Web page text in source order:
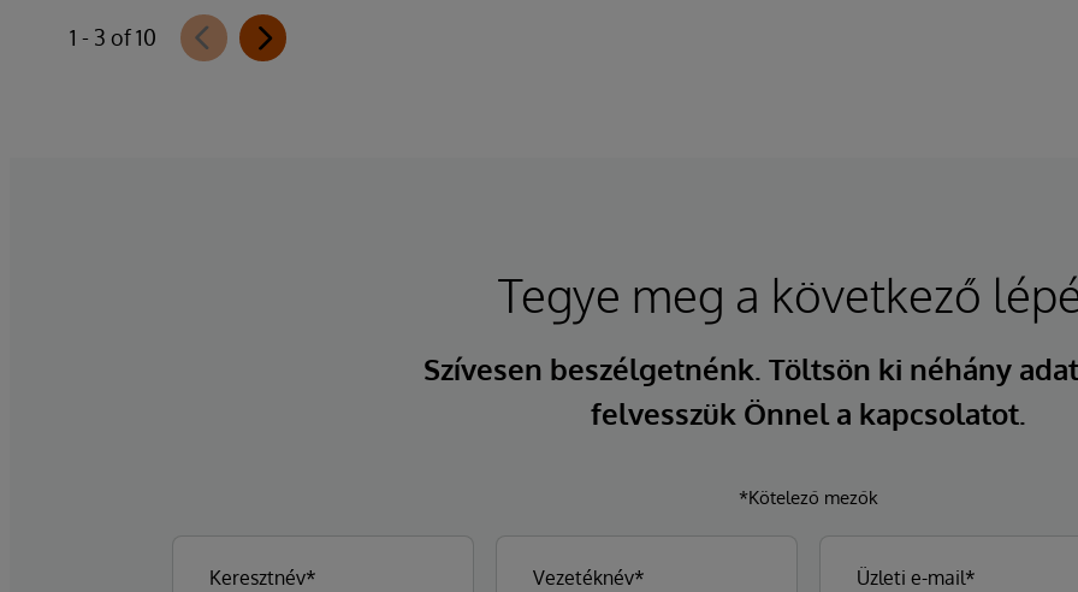
1 - 3 of 10
Tegye meg a következő
Szívesen beszélgetnénk. Töltsön ki néhány
felvesszük Önnel a kapcsolatot.
*Kötelező mezők